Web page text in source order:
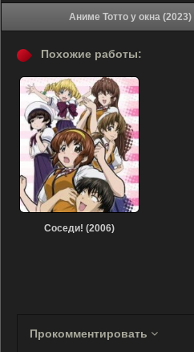
Похожие работы:
Соседи! (2006)
Прокомментировать